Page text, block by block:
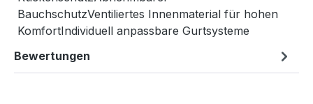
BauchschutzVentiliertes Innenmaterial für hohen
KomfortIndividuell anpassbare Gurtsysteme
Bewertungen